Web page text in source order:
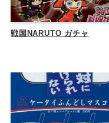
戦国NARUTO ガチャ